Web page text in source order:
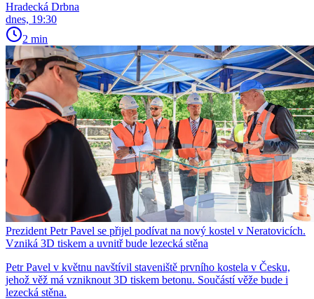
Hradecká Drbna
dnes, 19:30
2 min
Prezident Petr Pavel se přijel podívat na nový kostel v Neratovicích.
Vzniká 3D tiskem a uvnitř bude lezecká stěna
Petr Pavel v květnu navštívil staveniště prvního kostela v Česku,
jehož věž má vzniknout 3D tiskem betonu. Součástí věže bude i
lezecká stěna.